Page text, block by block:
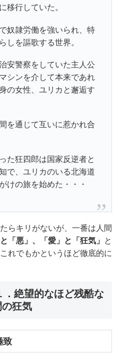
移行していた。
奴隷労働を強いられ、特
しを謳歌する世界。
安警察をしていた主人公
シンを介して本来であれ
の女性、ユリカと邂逅す
を通じて互いに惹かれ合
た狂四郎は国家反逆者と
で、ユリカのいる北海道
けの旅を始めた・・・
らキリがないが、一番は人間
「悪」、「愛」と「狂気」
と
れでもかというほど徹底的に
．絶望的なほど残酷な
狂気
致